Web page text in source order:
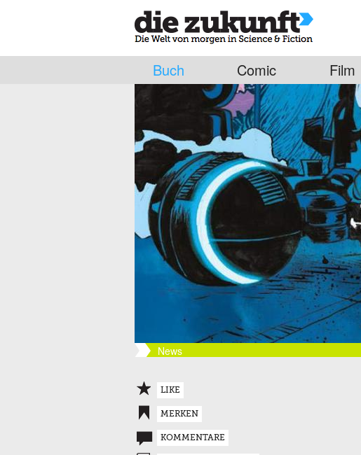
Buch Comic Film
News
LIKE
MERKEN
KOMMENTARE